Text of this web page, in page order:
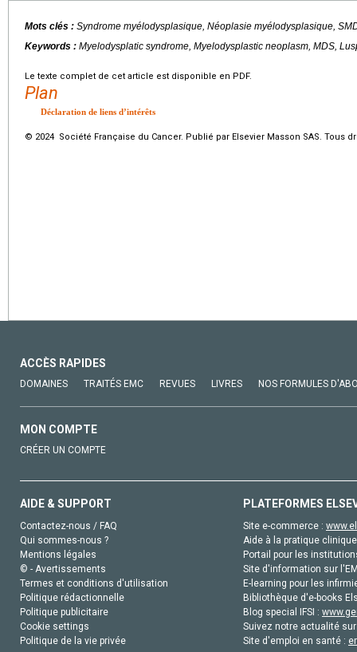
Mots clés : Syndrome myélodysplasique, Néoplasie myélodysplasique,
Keywords : Myelodysplatic syndrome, Myelodysplastic neoplasm, MDS,
Le texte complet de cet article est disponible en PDF.
Plan
Déclaration de liens d’intérêts
© 2024 Société Française du Cancer. Publié par Elsevier Masson SAS. Tous
ACCÈS RAPIDES
DOMAINES TRAITÉS EMC REVUES LIVRES NOS FORMULES
MON COMPTE
CRÉER UN COMPTE
AIDE & SUPPORT
Contactez-nous / FAQ
Qui sommes-nous ?
Mentions légales
© - Avertissements
Termes et conditions d'utilisation
Politique rédactionnelle
Politique publicitaire
Cookie settings
Politique de la vie privée
PLATEFORMES
Site e-commerce :
Aide à la pratique
Portail pour les
Site d'information sur
E-learning pour les
Bibliothèque d'e-books
Blog special IFSI :
Suivez notre actualité
Site d'emploi en santé :